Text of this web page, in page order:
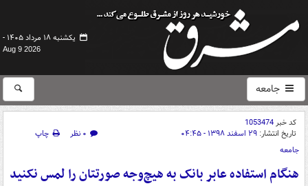
یکشنبه ۱۸ مرداد ۱۴۰۵ -
Aug 9 2026
جامعه
کد خبر1053474
تاریخ انتشار: ۲۹ اسفند ۱۳۹۸ - ۰۴:۴۵ ۰ نظر
چاپ
جامعه
هنگام استفاده عابر بانک به هیچ‌وجه صورتتان را لمس نکنید